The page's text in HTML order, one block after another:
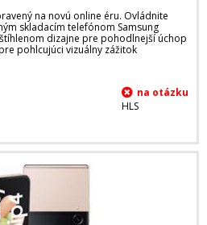
na novú online éru. Ovládnite
skladacím telefónom Samsung
dizajne pre pohodlnejší úchop
pohlcujúci vizuálny zážitok
HLS